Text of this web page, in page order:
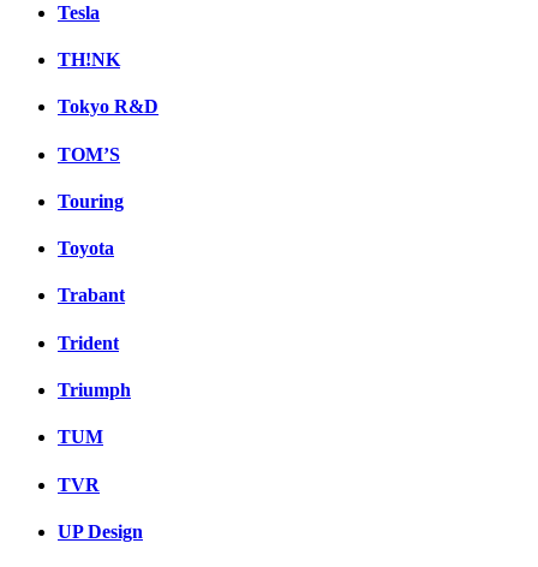
Tesla
TH!NK
Tokyo R&D
TOM’S
Touring
Toyota
Trabant
Trident
Triumph
TUM
TVR
UP Design